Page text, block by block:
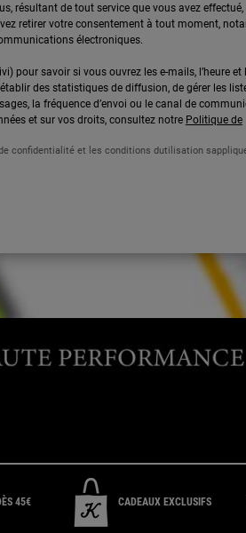
résultant de tout service que vous avez effectué,
retirer votre consentement à tout moment,
électroniques.
pour savoir si vous ouvrez les e-mails, l’heure et
des statistiques de diffusion, de gérer les
la fréquence d’envoi ou le canal de
et sur vos droits, consultez notre Politique de
confidentialité et les conditions dutilisation
45€ CADEAUX EXCLUSIFS